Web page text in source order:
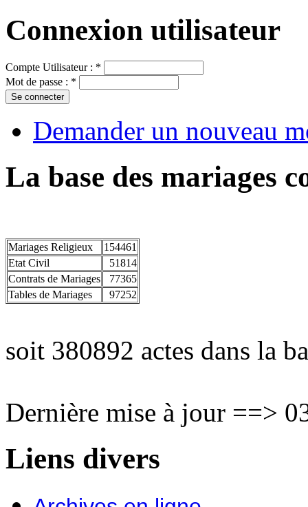
Connexion utilisateur
Compte Utilisateur : *
Mot de passe : *
Demander un nouveau
La base des mariages
Mariages Religieux
154461
Etat Civil
51814
Contrats de Mariages
77365
Tables de Mariages
97252
soit 380892 actes dans la
Dernière mise à jour ==>
Liens divers